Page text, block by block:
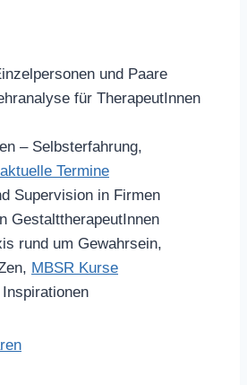
und Paare
für TherapeutInnen
– Selbsterfahrung,
Termine
Supervision in Firmen
GestalttherapeutInnen
rund um Gewahrsein,
MBSR Kurse